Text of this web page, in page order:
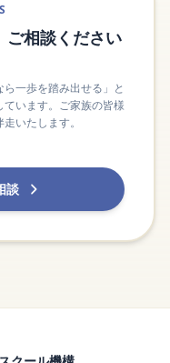
ご相談ください
一歩を踏み出せる」と
います。ご家族の皆様
いたします。
談